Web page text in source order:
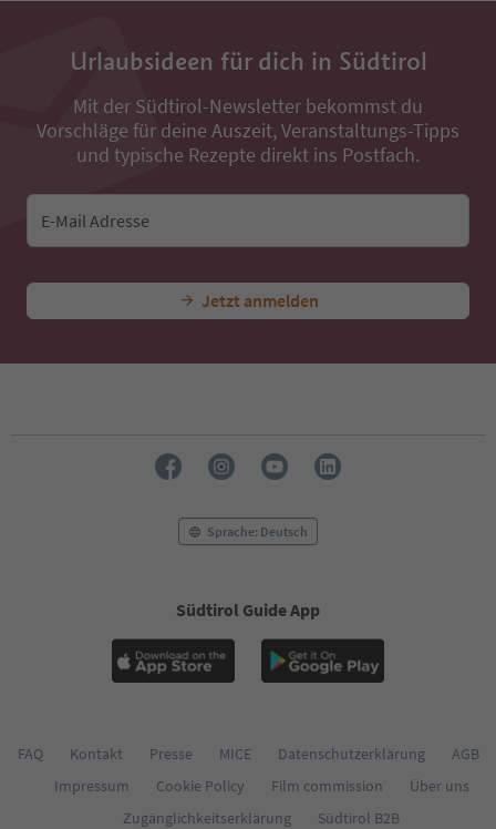
Urlaubsideen für dich in Südtirol
Mit der Südtirol-Newsletter bekommst du
Vorschläge für deine Auszeit, Veranstaltungs-Tipps
und typische Rezepte direkt ins Postfach.
E-Mail Adresse
Jetzt anmelden
Sprache: Deutsch
Südtirol Guide App
FAQ Kontakt Presse MICE Datenschutzerklärung
AGB
Impressum
Cookie Policy Film commission
Über uns
Zugänglichkeitserklärung
Südtirol B2B